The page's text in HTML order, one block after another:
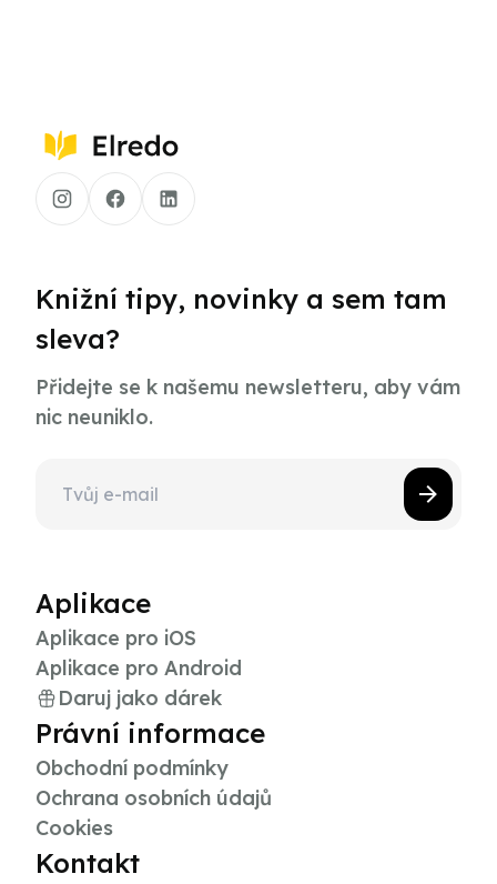
Knižní tipy, novinky a sem tam
sleva?
Přidejte se k našemu newsletteru, aby vám
nic neuniklo.
Aplikace
Aplikace pro iOS
Aplikace pro Android
Daruj jako dárek
Právní informace
Obchodní podmínky
Ochrana osobních údajů
Cookies
Kontakt